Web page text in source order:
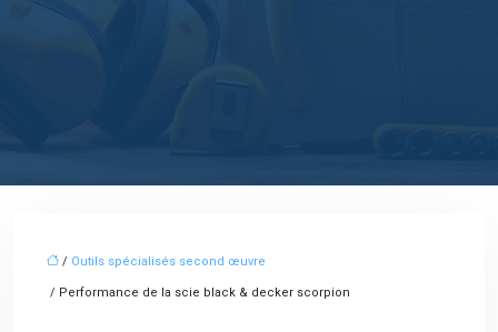
/ Outils spécialisés second œuvre
/ Performance de la scie black & decker scorpion